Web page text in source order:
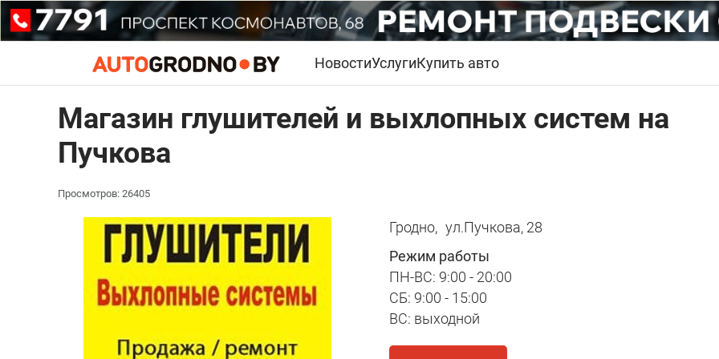
НовостиУслугиКупить авто
Магазин глушителей и выхлопных систем на
Пучкова
Просмотров: 26405
Гродно, ул.Пучкова, 28
Режим работы
ПН-ВС: 9:00 - 20:00
СБ: 9:00 - 15:00
ВС: выходной